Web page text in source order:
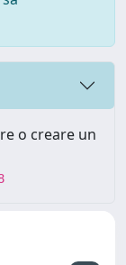
o creare un